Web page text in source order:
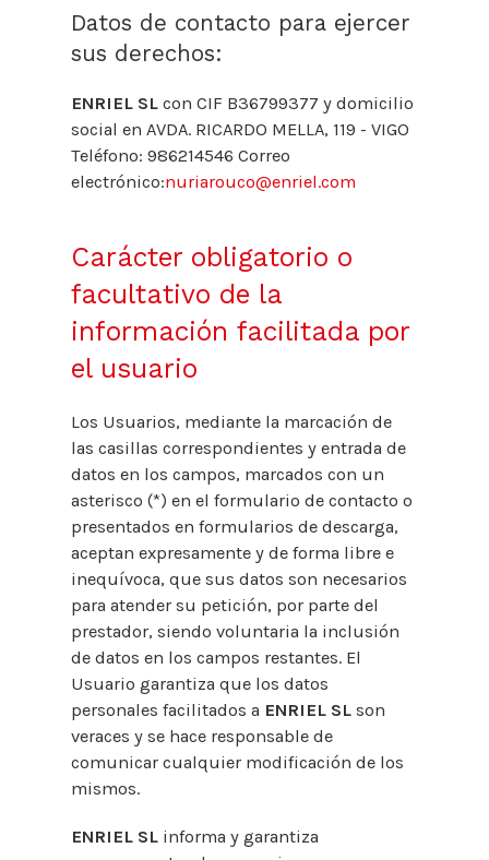
Datos de contacto para ejercer
sus derechos:
ENRIEL SL con CIF B36799377 y domicilio
social en AVDA. RICARDO MELLA, 119 - VIGO
Teléfono: 986214546 Correo
electrónico:nuriarouco@enriel.com
Carácter obligatorio o
facultativo de la
información facilitada por
el usuario
Los Usuarios, mediante la marcación de
las casillas correspondientes y entrada de
datos en los campos, marcados con un
asterisco (*) en el formulario de contacto o
presentados en formularios de descarga,
aceptan expresamente y de forma libre e
inequívoca, que sus datos son necesarios
para atender su petición, por parte del
prestador, siendo voluntaria la inclusión
de datos en los campos restantes. El
Usuario garantiza que los datos
personales facilitados a ENRIEL SL son
veraces y se hace responsable de
comunicar cualquier modificación de los
mismos.
ENRIEL SL informa y garantiza